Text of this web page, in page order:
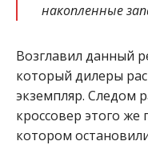
накопленные
Возглавил данный
который дилеры
экземпляр. Следом
кроссовер этого
котором